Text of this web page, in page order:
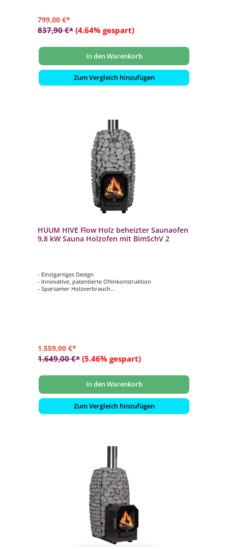
799,00 €*
837,90 €* (4.64% gespart)
In den Warenkorb
Zum Vergleich hinzufügen
HUUM HIVE Flow Holz beheizter Saunaofen
9,8 kW Sauna Holzofen mit BimSchV 2
- Einzigartiges Design
- Innovative, patentierte Ofenkonstruktion
- Sparsamer Holzverbrauch
1.559,00 €*
1.649,00 €* (5.46% gespart)
In den Warenkorb
Zum Vergleich hinzufügen